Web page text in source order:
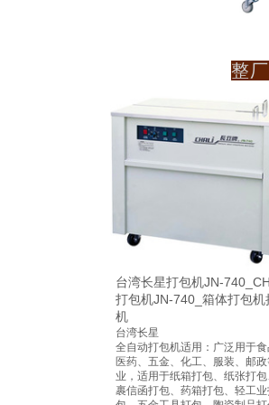
整
台湾长星打包机JN-
打包机JN-740_箱体打包机
机
台湾长星
全自动打包机适用：广泛用于食
医药、五金、化工、服装、邮
业，适用于纸箱打包、纸张打
裹信函打包、药箱打包、轻工